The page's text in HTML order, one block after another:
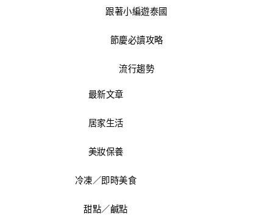
跟著小編遊泰國
節慶必讀攻略
流行趨勢
最新文章
居家生活
美妝保養
冷凍／即時美食
甜點／鹹點